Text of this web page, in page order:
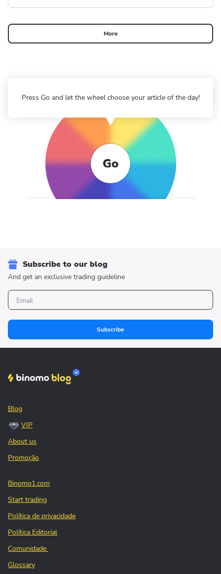
More
Go
Press Go and let the wheel choose your article of the day!
Subscribe to our blog
And get an exclusive trading guideline
Subscribe
Blog
VIP
About us
Promoção
Binomo1.com
Start trading
Política de privacidade
Política Editorial
Comunidade
Glossary